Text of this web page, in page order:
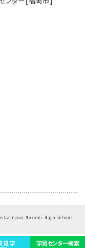
Campus Nozomi High School.
見学 学習センター検索